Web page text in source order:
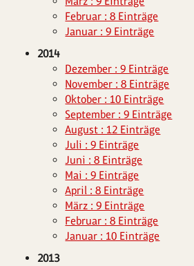
Februar : 8 Einträge
Januar : 9 Einträge
2014
Dezember : 9 Einträge
November : 8 Einträge
Oktober : 10 Einträge
September : 9 Einträge
August : 12 Einträge
Juli : 9 Einträge
Juni : 8 Einträge
Mai : 9 Einträge
April : 8 Einträge
März : 9 Einträge
Februar : 8 Einträge
Januar : 10 Einträge
2013